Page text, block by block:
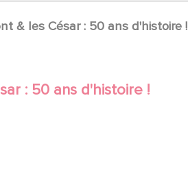
& les César : 50 ans d'histoire !
: 50 ans d'histoire !